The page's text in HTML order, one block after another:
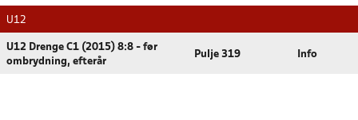
U12
U12 Drenge C1 (2015) 8:8 - før
ombrydning, efterår
Pulje 319 Info